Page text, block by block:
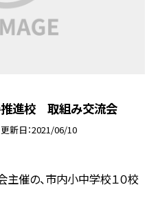
推進校 取組み交流会
更新日 2021/06/10
主催の、市内小中学校１０校